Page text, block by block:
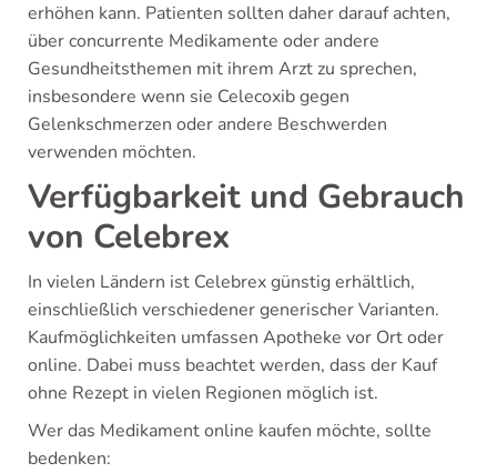
erhöhen kann. Patienten sollten daher darauf achten,
über concurrente Medikamente oder andere
Gesundheitsthemen mit ihrem Arzt zu sprechen,
insbesondere wenn sie Celecoxib gegen
Gelenkschmerzen oder andere Beschwerden
verwenden möchten.
Verfügbarkeit und Gebrauch
von Celebrex
In vielen Ländern ist Celebrex günstig erhältlich,
einschließlich verschiedener generischer Varianten.
Kaufmöglichkeiten umfassen Apotheke vor Ort oder
online. Dabei muss beachtet werden, dass der Kauf
ohne Rezept in vielen Regionen möglich ist.
Wer das Medikament online kaufen möchte, sollte
bedenken: